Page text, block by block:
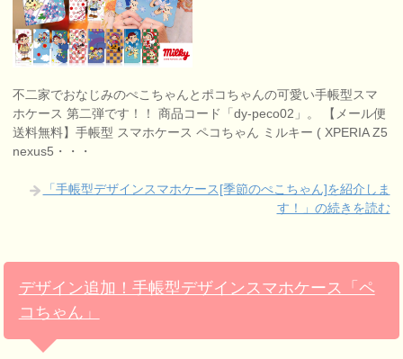
不二家でおなじみのぺこちゃんとポコちゃんの可愛い手帳型スマ
ホケース 第二弾です！！ 商品コード「dy-peco02」。 【メール便
送料無料】手帳型 スマホケース ペコちゃん ミルキー ( XPERIA Z5
nexus5・・・
「手帳型デザインスマホケース[季節のぺこちゃん]を紹介しま
す！」の続きを読む
デザイン追加！手帳型デザインスマホケース「ペ
コちゃん」